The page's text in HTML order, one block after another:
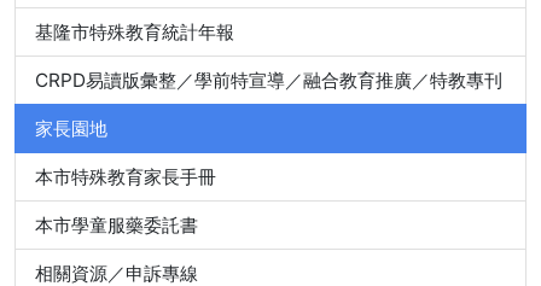
基隆市特殊教育統計年報
CRPD易讀版彙整／學前特宣導／融合教育推廣／特教專刊
家長園地
本市特殊教育家長手冊
本市學童服藥委託書
相關資源／申訴專線